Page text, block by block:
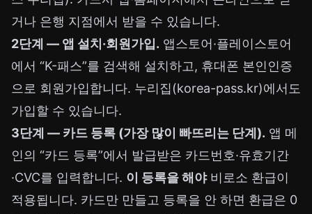
거나 은행 지점에서 받을 수 있습니다.
2단계 — 앱 설치·회원가입. 앱스토어·플레이스토어
에서 “K-패스”를 검색해 설치하고, 휴대폰 본인인증
으로 회원가입합니다. 누리집(korea-pass.kr)에서도
가입할 수 있습니다.
3단계 — 카드 등록 (가장 많이 빠뜨리는 단계). 앱 메
인의 “카드 등록”에서 발급받은 카드번호·유효기간
·CVC를 입력합니다. 이 등록을 해야비로소 환급이
적용됩니다. 카드만 만들고 등록을 안 하면 환급은 0